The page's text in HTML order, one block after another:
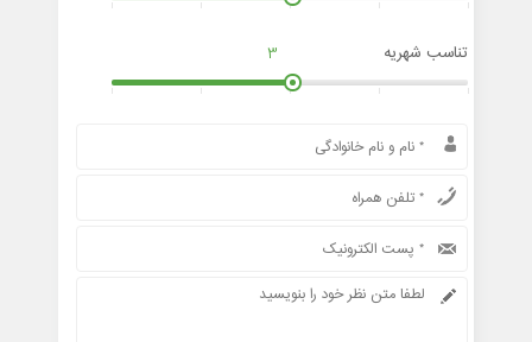
تناسب شهریه 3